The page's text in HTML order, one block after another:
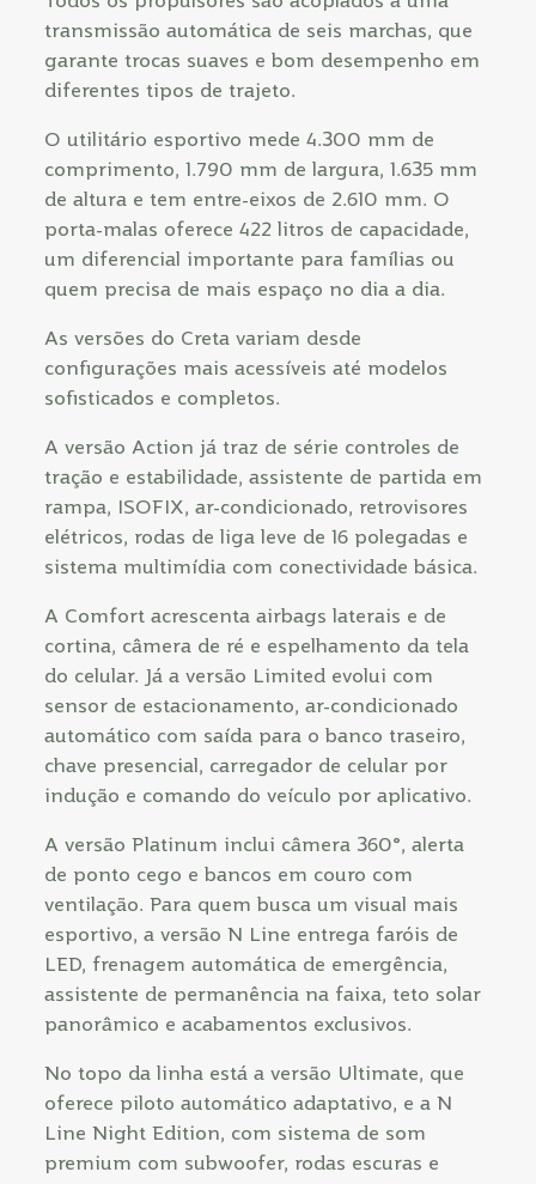
transmissão automática de seis marchas, que
garante trocas suaves e bom desempenho em
diferentes tipos de trajeto.
O utilitário esportivo mede 4.300 mm de
comprimento, 1.790 mm de largura, 1.635 mm
de altura e tem entre-eixos de 2.610 mm. O
porta-malas oferece 422 litros de capacidade,
um diferencial importante para famílias ou
quem precisa de mais espaço no dia a dia.
As versões do Creta variam desde
configurações mais acessíveis até modelos
sofisticados e completos.
A versão Action já traz de série controles de
tração e estabilidade, assistente de partida em
rampa, ISOFIX, ar-condicionado, retrovisores
elétricos, rodas de liga leve de 16 polegadas e
sistema multimídia com conectividade básica.
A Comfort acrescenta airbags laterais e de
cortina, câmera de ré e espelhamento da tela
do celular. Já a versão Limited evolui com
sensor de estacionamento, ar-condicionado
automático com saída para o banco traseiro,
chave presencial, carregador de celular por
indução e comando do veículo por aplicativo.
A versão Platinum inclui câmera 360°, alerta
de ponto cego e bancos em couro com
ventilação. Para quem busca um visual mais
esportivo, a versão N Line entrega faróis de
LED, frenagem automática de emergência,
assistente de permanência na faixa, teto solar
panorâmico e acabamentos exclusivos.
No topo da linha está a versão Ultimate, que
oferece piloto automático adaptativo, e a N
Line Night Edition, com sistema de som
premium com subwoofer, rodas escuras e